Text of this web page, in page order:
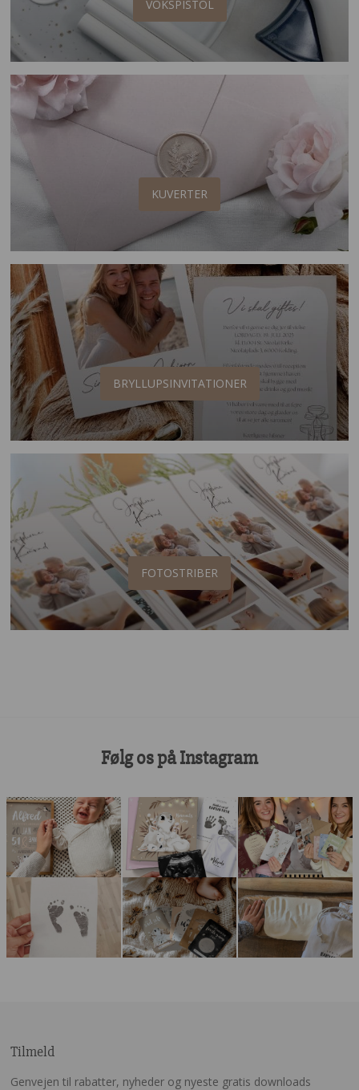
VOKSPISTOL
KUVERTER
BRYLLUPSINVITATIONER
FOTOSTRIBER
Følg os på Instagram
Tilmeld
Genvejen til rabatter, nyheder og nyeste gratis downloads